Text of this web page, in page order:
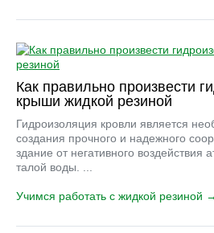
Как правильно произвести
крыши жидкой резиной
Гидроизоляция кровли является
создания прочного и надежного
здание от негативного воздействия
талой воды. ...
Учимся работать с жидкой резиной →